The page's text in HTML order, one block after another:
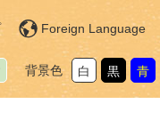
Foreign Language
背景色 白 黒 青